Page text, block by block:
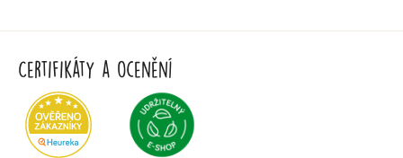
Certifikáty a ocenění